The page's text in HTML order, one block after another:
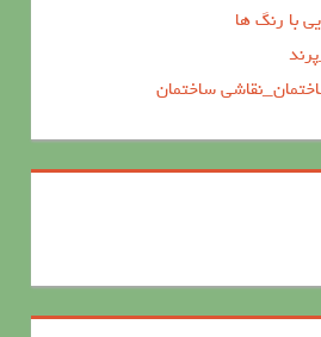
با رنگ ها
ساختمان